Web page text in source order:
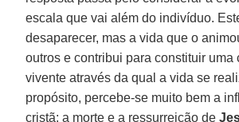
escala que vai além do indivíduo.
desaparecer, mas a vida que o
outros e contribui para constituir uma
vivente através da qual a vida se
propósito, percebe-se muito bem a
cristã: a morte e a ressurreição de